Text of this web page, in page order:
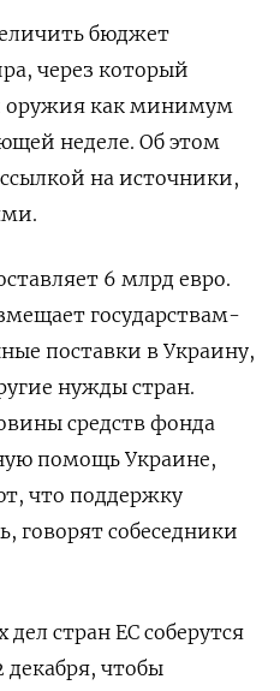
бюджет
через который
оружия как минимум
неделе. Об этом
на источники,
6 млрд евро.
государствам-
поставки в Украину,
нужды стран.
средств фонда
помощь Украине,
что поддержку
говорят собеседники
стран ЕС соберутся
декабря, чтобы